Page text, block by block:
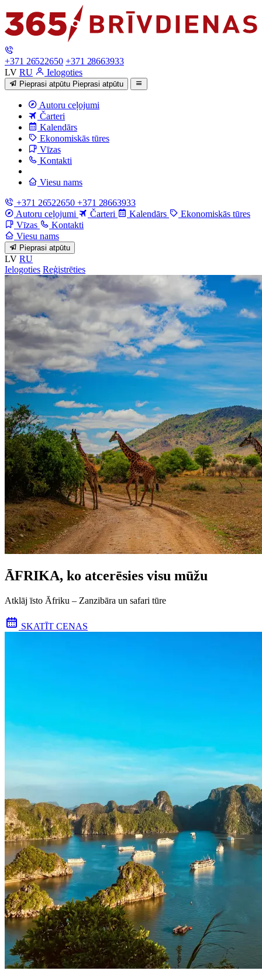
+371 26522650 +371 28663933
LV RU Ielogoties
Pieprasi atpūtu Pieprasi atpūtu
Autoru ceļojumi
Čarteri
Kalendārs
Ekonomiskās tūres
Vīzas
Kontakti
Viesu nams
+371 26522650 +371 28663933
Autoru ceļojumi
Čarteri Kalendārs
Ekonomiskās tūres
Vīzas
Kontakti
Viesu nams
Pieprasi atpūtu
LV RU
Ielogoties Reģistrēties
ĀFRIKA, ko atcerēsies visu mūžu
Atklāj īsto Āfriku – Zanzibāra un safari tūre
SKATĪT CENAS